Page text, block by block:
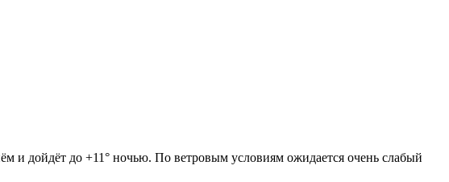
и дойдёт до +11° ночью. По ветровым условиям ожидается очень слабый